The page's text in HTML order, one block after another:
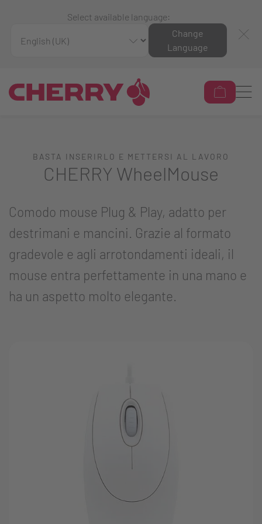
Select available language:
Change
Language
BASTA INSERIRLO E METTERSI AL LAVORO
CHERRY WheelMouse
Comodo mouse Plug & Play, adatto per
destrimani e mancini. Grazie al formato
gradevole e agli arrotondamenti ideali, il
mouse entra perfettamente in una mano e
ha un aspetto molto elegante.